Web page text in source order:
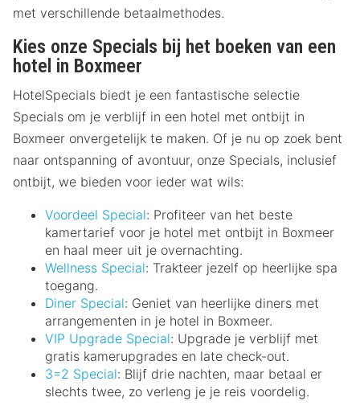
met verschillende betaalmethodes.
Kies onze Specials bij het boeken van een
hotel in Boxmeer
HotelSpecials biedt je een fantastische selectie
Specials om je verblijf in een hotel met ontbijt in
Boxmeer onvergetelijk te maken. Of je nu op zoek bent
naar ontspanning of avontuur, onze Specials, inclusief
ontbijt, we bieden voor ieder wat wils:
Voordeel Special: Profiteer van het beste
kamertarief voor je hotel met ontbijt in Boxmeer
en haal meer uit je overnachting.
Wellness Special: Trakteer jezelf op heerlijke spa
toegang.
Diner Special: Geniet van heerlijke diners met
arrangementen in je hotel in Boxmeer.
VIP Upgrade Special: Upgrade je verblijf met
gratis kamerupgrades en late check-out.
3=2 Special: Blijf drie nachten, maar betaal er
slechts twee, zo verleng je je reis voordelig.